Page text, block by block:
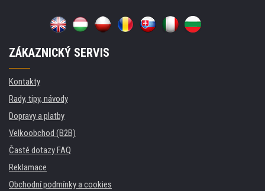
ZÁKAZNICKÝ SERVIS
Kontakty
Rady, tipy, návody
Dopravy a platby
Velkoobchod (B2B)
Časté dotazy FAQ
Reklamace
Obchodní podmínky a cookies